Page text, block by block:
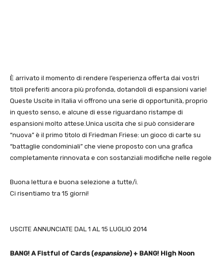
È arrivato il momento di rendere l’esperienza offerta dai vostri
titoli preferiti ancora più profonda, dotandoli di espansioni varie!
Queste Uscite in Italia vi offrono una serie di opportunità, proprio
in questo senso, e alcune di esse riguardano ristampe di
espansioni molto attese.Unica uscita che si può considerare
“nuova” è il primo titolo di Friedman Friese: un gioco di carte su
“battaglie condominiali” che viene proposto con una grafica
completamente rinnovata e con sostanziali modifiche nelle regole
Buona lettura e buona selezione a tutte/i.
Ci risentiamo tra 15 giorni!
USCITE ANNUNCIATE DAL 1 AL 15 LUGLIO 2014
BANG! A Fistful of Cards (espansione) + BANG! High Noon